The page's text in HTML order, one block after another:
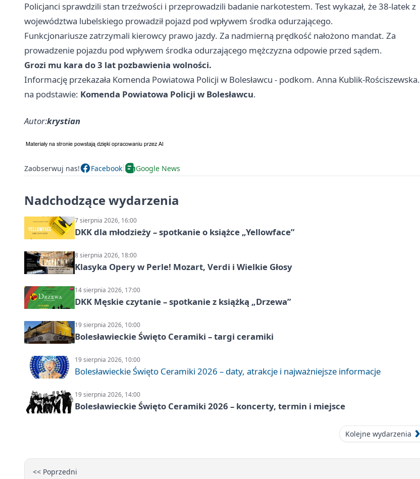
Policjanci sprawdzili stan trzeźwości i przeprowadzili badanie narkotestem. Test wykazał, że 38-latek z
województwa lubelskiego prowadził pojazd pod wpływem środka odurzającego.
Funkcjonariusze zatrzymali kierowcy prawo jazdy. Za nadmierną prędkość nałożono mandat. Za
prowadzenie pojazdu pod wpływem środka odurzającego mężczyzna odpowie przed sądem.
Grozi mu kara do 3 lat pozbawienia wolności.
Informację przekazała Komenda Powiatowa Policji w Bolesławcu - podkom. Anna Kublik-Rościszewska.
na podstawie: Komenda Powiatowa Policji w Bolesławcu.
Autor:krystian
Zaobserwuj nas! Facebook Google News
Nadchodzące wydarzenia
7 sierpnia 2026, 16:00
DKK dla młodzieży – spotkanie o książce „Yellowface”
8 sierpnia 2026, 18:00
Klasyka Opery w Perle! Mozart, Verdi i Wielkie Głosy
14 sierpnia 2026, 17:00
DKK Męskie czytanie – spotkanie z książką „Drzewa”
19 sierpnia 2026, 10:00
Bolesławieckie Święto Ceramiki – targi ceramiki
19 sierpnia 2026, 10:00
Bolesławieckie Święto Ceramiki 2026 – daty, atrakcje i najważniejsze informacje
19 sierpnia 2026, 14:00
Bolesławieckie Święto Ceramiki 2026 – koncerty, termin i miejsce
Kolejne wydarzenia
<< Poprzedni